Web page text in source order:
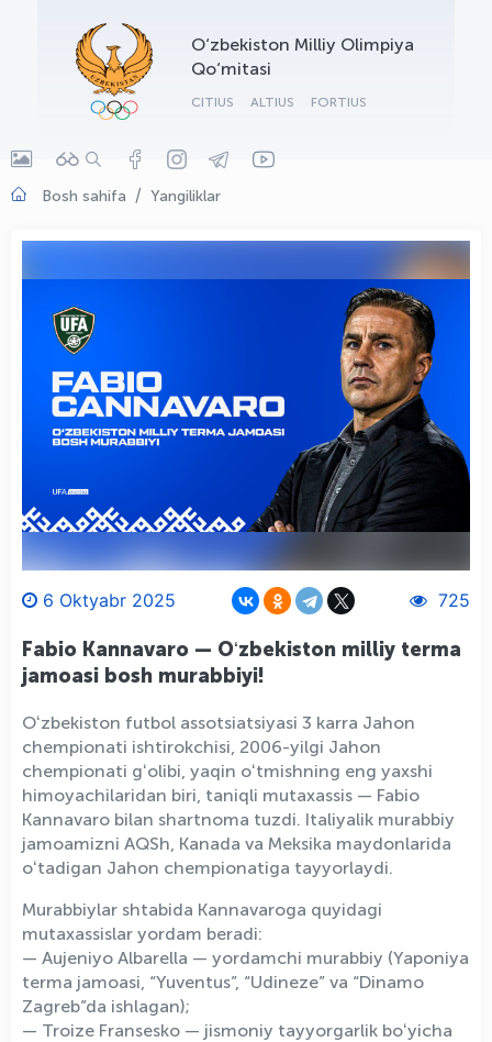
O‘zbekiston Milliy Olimpiya
Qo‘mitasi
CITIUS ALTIUS FORTIUS
Bosh sahifa Yangiliklar
6 Oktyabr 2025 725
Fabio Kannavaro — Oʻzbekiston milliy terma
jamoasi bosh murabbiyi!
Oʻzbekiston futbol assotsiatsiyasi 3 karra Jahon
chempionati ishtirokchisi, 2006-yilgi Jahon
chempionati gʻolibi, yaqin oʻtmishning eng yaxshi
himoyachilaridan biri, taniqli mutaxassis — Fabio
Kannavaro bilan shartnoma tuzdi. Italiyalik murabbiy
jamoamizni AQSh, Kanada va Meksika maydonlarida
oʻtadigan Jahon chempionatiga tayyorlaydi.
Murabbiylar shtabida Kannavaroga quyidagi
mutaxassislar yordam beradi:
— Aujeniyo Albarella — yordamchi murabbiy (Yaponiya
terma jamoasi, “Yuventus”, “Udineze” va “Dinamo
Zagreb”da ishlagan);
— Troize Fransesko — jismoniy tayyorgarlik boʻyicha
OLYMPCHIK AI - yordamchi
Onlayn · olympic.uz